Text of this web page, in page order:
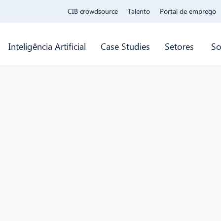
CIB crowdsource Talento Portal de emprego
Inteligência Artificial Case Studies Setores